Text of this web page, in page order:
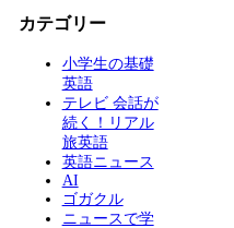
カテゴリー
小学生の基礎
英語
テレビ 会話が
続く！リアル
旅英語
英語ニュース
AI
ゴガクル
ニュースで学